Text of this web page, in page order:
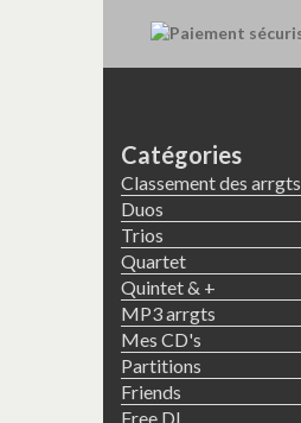
Catégories
Classement des arrgts
Duos
Trios
Quartet
Quintet & +
MP3 arrgts
Mes CD's
Partitions
Friends
Free DL